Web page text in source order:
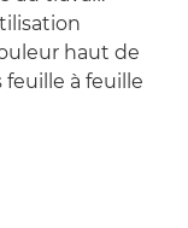
haut de
à feuille